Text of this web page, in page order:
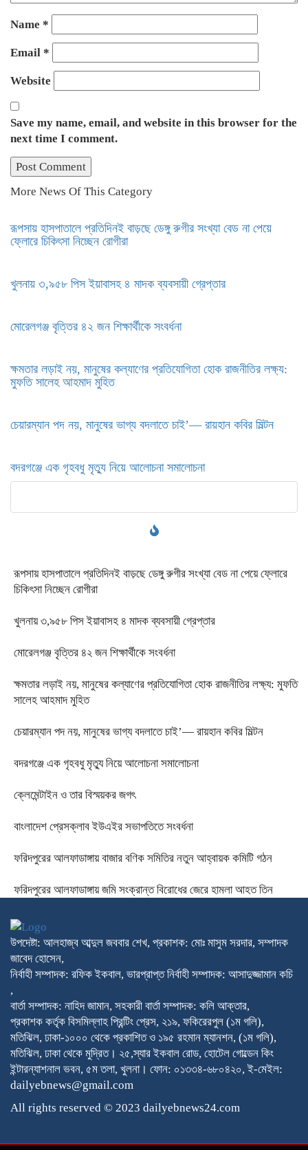
Name *
Email *
Website
Save my name, email, and website in this browser for the
next time I comment.
More News Of This Category
রূপসায় হাসপাতালে প্রতিদিনই বাড়ছে ডেঙ্গু রুগীর সংখ্যা বেড না পেয়ে
ফ্লোরে চিকিৎসা নিচ্ছেন রোগীরা
খুলনায় ৩,৯৫৮ পিস ইয়াবাসহ ৪ মাদক ব্যবসায়ী গ্রেপ্তার
মোরেলগঞ্জ বৃত্তির ৪২ জন শিক্ষার্থীকে সংবর্ধনা
ক্ষমতার লড়াই নয়, মানুষের কল্যাণের প্রতিযোগিতা হোক রাজনীতির লক্ষ্য:
মুফতি সালেহ আহমাদ মুহিত
চেয়ারম্যান পদ নয়, মানুষের ভাগ্য বদলাতে চাই’— রায়হান কবির মিল্টন
বদরগঞ্জে এক গৃহবধু মৃত্যু নিয়ে আলোচনা সমালোচনা
রূপসায় হাসপাতালে প্রতিদিনই বাড়ছে ডেঙ্গু রুগীর সংখ্যা বেড না পেয়ে ফ্লোরে
চিকিৎসা নিচ্ছেন রোগীরা
খুলনায় ৩,৯৫৮ পিস ইয়াবাসহ ৪ মাদক ব্যবসায়ী গ্রেপ্তার
মোরেলগঞ্জ বৃত্তির ৪২ জন শিক্ষার্থীকে সংবর্ধনা
ক্ষমতার লড়াই নয়, মানুষের কল্যাণের প্রতিযোগিতা হোক রাজনীতির লক্ষ্য: মুফতি
সালেহ আহমাদ মুহিত
চেয়ারম্যান পদ নয়, মানুষের ভাগ্য বদলাতে চাই’— রায়হান কবির মিল্টন
বদরগঞ্জে এক গৃহবধু মৃত্যু নিয়ে আলোচনা সমালোচনা
ক্লেমেন্টাইন ও তার বিস্ময়কর জগৎ
বাংলাদেশ প্রেসক্লাব ইউএইর সভাপতিতে সংবর্ধনা
ফরিদপুরের আলফাডাঙ্গায় বাজার বণিক সমিতির নতুন আহ্বায়ক কমিটি গঠন
ফরিদপুরের আলফাডাঙ্গায় জমি সংক্রান্ত বিরোধের জেরে হামলা আহত তিন
উপদেষ্টা: আলহাজ্ব আব্দুল জববার শেখ, প্রকাশক: মোঃ মাসুম সরদার, সম্পাদক
জাবেদ হোসেন,
নির্বাহী সম্পাদক: রফিক ইকবাল, ভারপ্রাপ্ত নির্বাহী সম্পাদক: আসাদুজ্জামান কচি
,
বার্তা সম্পাদক: নাহিদ জামান, সহকারী বার্তা সম্পাদক: কলি আক্তার,
প্রকাশক কর্তৃক বিসমিল্লাহ প্রিন্টিং প্রেস, ২১৯, ফকিরেরপুল (১ম গলি),
মতিঝিল, ঢাকা-১০০০ থেকে প্রকাশিত ও ১৯৫ রহমান ম্যানশন, (১ম গলি),
মতিঝিল, ঢাকা থেকে মুদ্রিত। ২৫,স্যার ইকবাল রোড, হোটেল গোল্ডেন কিং
ইন্টারন্যাশনাল ভবন, ৫ম তলা, খুলনা। ফোন: ০১৩৩৪-৬৮০৪২০, ই-মেইল:
dailyebnews@gmail.com
All rights reserved © 2023 dailyebnews24.com